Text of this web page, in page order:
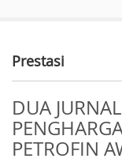
Prestasi
DUA
PETROFIN